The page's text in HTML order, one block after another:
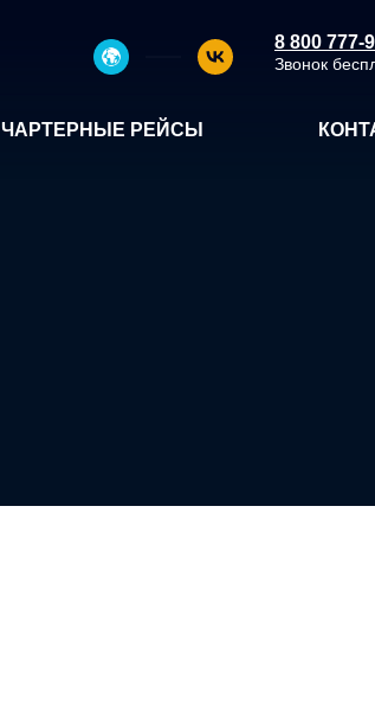
8 800 777-
Звонок
ЧАРТЕРНЫЕ РЕЙСЫ